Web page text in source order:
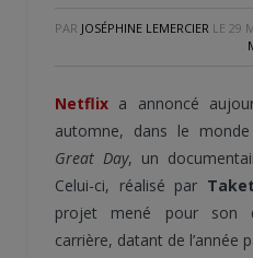
PAR JOSÉPHINE LEMERCIER LE 29
Netflix a annoncé
automne, dans le
Great Day, un
Celui-ci, réalisé par
projet mené pour son
carrière, datant de l’année